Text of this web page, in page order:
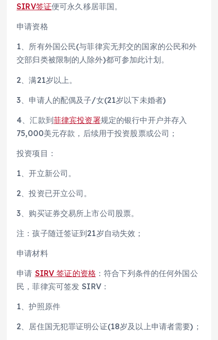
SIRV签证便可永久移居菲国。
申请资格
1、所有外国公民(与菲律宾无邦交的国家的公民和外
交部归类被限制的人除外)都可参加此计划。
2、满21岁以上。
3、申请人的配偶及子/女(21岁以下未婚者)
4、汇款到菲律宾投资署规定的银行中开户并存入
75,000美元存款，后续用于投资股票或公司；
投资项目：
1、开立新公司。
2、投资已开立公司。
3、购买证券交易所上市公司股票。
注：孩子随迁签证到21岁自动失效；
申请材料
申请 SIRV 签证的资格 ：符合下列条件的任何外国公
民，菲律宾可签发 SIRV：
1、护照原件
2、居住国无犯罪证明公证(18岁及以上申请者需要)；